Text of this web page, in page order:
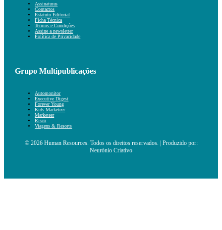
Assinaturas
Contactos
Estatuto Editorial
Ficha Técnica
Termos e Condições
Assine a newsletter
Política de Privacidade
Grupo Multipublicações
Automonitor
Executive Digest
Forever Young
Kids Marketeer
Marketeer
Risco
Viagens & Resorts
© 2026 Human Resources. Todos os direitos reservados. | Produzido por:
Neurónio Criativo